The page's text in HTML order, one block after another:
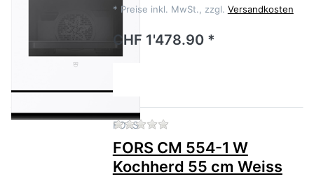
* Preise inkl. MwSt., zzgl. Versandkosten
CHF 1'478.90 *
FORS Zu diesem Produkt liegen
FORS CM 554-1 W
Kochherd 55 cm Weiss